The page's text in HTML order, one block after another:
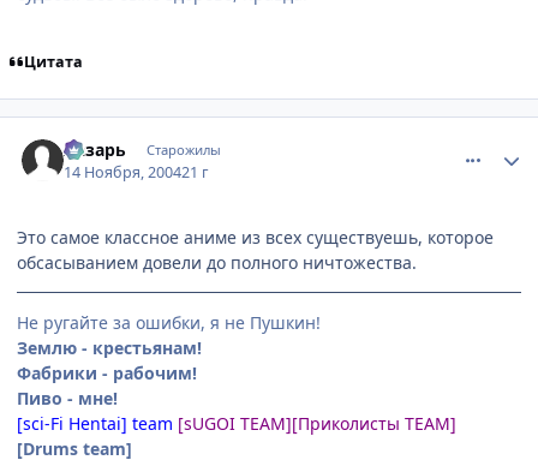
Цитата
Лазарь Старожилы
14 Ноября, 200421 г
Это самое классное аниме из всех существуешь, которое
обсасыванием довели до полного ничтожества.
Не ругайте за ошибки, я не Пушкин!
Землю - крестьянам!
Фабрики - рабочим!
Пиво - мне!
[sci-Fi Hentai] team [sUGOI TEAM][Приколисты TEAM]
[Drums team]